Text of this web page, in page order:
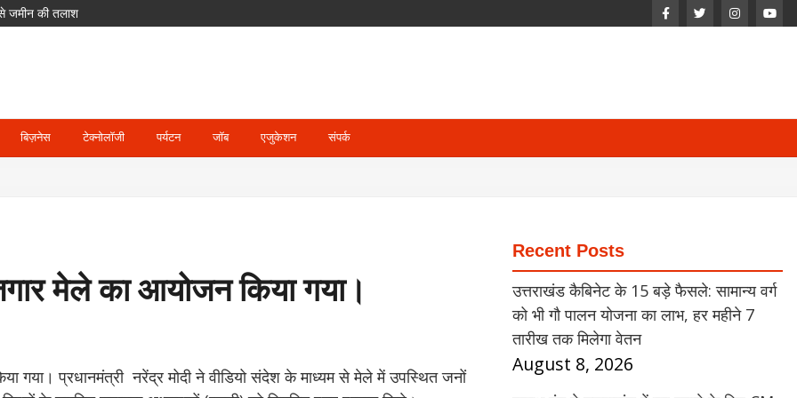
जमीन की तलाश
हुआ तो तीनों के खिलाफ माना जाएगा
POCSO के तहत आरोपी गिरफ्तार
हर महीने 7 तारीख तक मिलेगा वेतन
बिज़नेस टेक्नोलॉजी पर्यटन जॉब एजुकेशन संपर्क
मेले का आयोजन किया गया।
गया। प्रधानमंत्री नरेंद्र मोदी ने वीडियो संदेश के माध्यम से मेले में उपस्थित जनों
Recent Posts
उत्तराखंड कैबिनेट के 15 बड़े फैसले: सामान्य वर्ग
को भी गौ पालन योजना का लाभ, हर महीने 7
तारीख तक मिलेगा वेतन
August 8, 2026